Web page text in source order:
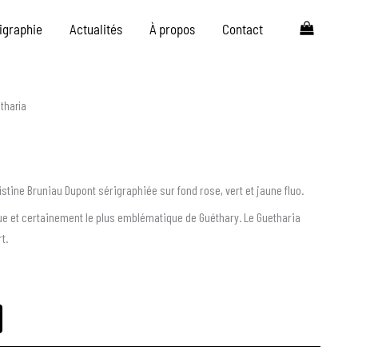
Actualités À propos Contact
Bruniau Dupont sérigraphiée sur fond rose, vert et jaune fluo.
et certainement le plus emblématique de Guéthary. Le Guetharia